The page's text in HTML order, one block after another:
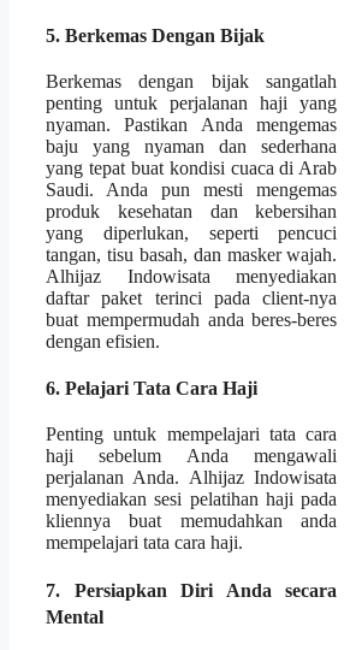
5. Berkemas Dengan Bijak
Berkemas dengan bijak sangatlah
penting untuk perjalanan haji yang
nyaman. Pastikan Anda mengemas
baju yang nyaman dan sederhana
yang tepat buat kondisi cuaca di Arab
Saudi. Anda pun mesti mengemas
produk kesehatan dan kebersihan
yang diperlukan, seperti pencuci
tangan, tisu basah, dan masker wajah.
Alhijaz Indowisata menyediakan
daftar paket terinci pada client-nya
buat mempermudah anda beres-beres
dengan efisien.
6. Pelajari Tata Cara Haji
Penting untuk mempelajari tata cara
haji sebelum Anda mengawali
perjalanan Anda. Alhijaz Indowisata
menyediakan sesi pelatihan haji pada
kliennya buat memudahkan anda
mempelajari tata cara haji.
7. Persiapkan Diri Anda secara
Mental